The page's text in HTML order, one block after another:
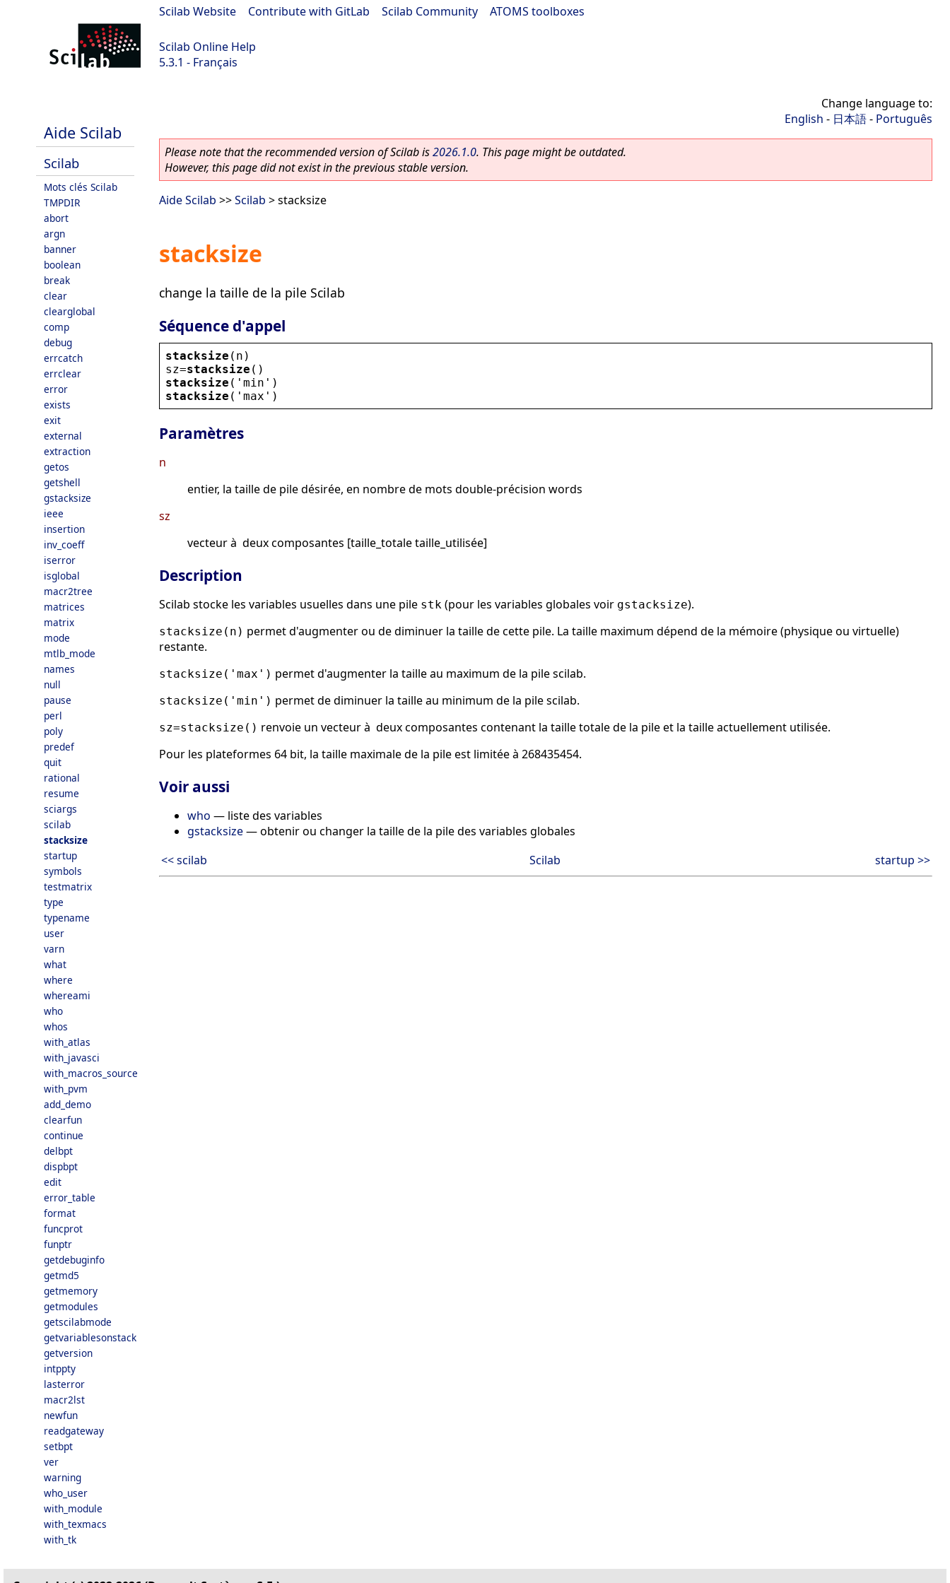
Scilab Website Contribute with GitLab Scilab Community ATOMS toolboxes
Scilab Online Help
5.3.1 - Français
Aide Scilab
Scilab
Mots clés Scilab
TMPDIR
abort
argn
banner
boolean
break
clear
clearglobal
comp
debug
errcatch
errclear
error
exists
exit
external
extraction
getos
getshell
gstacksize
ieee
insertion
inv_coeff
iserror
isglobal
macr2tree
matrices
matrix
mode
mtlb_mode
names
null
pause
perl
poly
predef
quit
rational
resume
sciargs
scilab
stacksize
startup
symbols
testmatrix
type
typename
user
varn
what
where
whereami
who
whos
with_atlas
with_javasci
with_macros_source
with_pvm
add_demo
clearfun
continue
delbpt
dispbpt
edit
error_table
format
funcprot
funptr
getdebuginfo
getmd5
getmemory
getmodules
getscilabmode
getvariablesonstack
getversion
intppty
lasterror
macr2lst
newfun
readgateway
setbpt
ver
warning
who_user
with_module
with_texmacs
with_tk
Change language to:
English - 日本語- Português
Please note that the recommended version of Scilab is2026.1.0. This page might be outdated.
However, this page did not exist in the previous stable version.
Aide Scilab >>Scilab > stacksize
stacksize
change la taille de la pile Scilab
Séquence d'appel
stacksize ( n )
sz=stacksize ()
stacksize ( ' min ' )
stacksize ( ' max ' )
Paramètres
n
entier, la taille de pile désirée, en nombre de mots double-précision words
sz
vecteur à deux composantes [taille_totale taille_utilisée]
Description
Scilab stocke les variables usuelles dans une pile stk (pour les variables globales voir gstacksize).
stacksize(n) permet d'augmenter ou de diminuer la taille de cette pile. La taille maximum dépend de la mémoire (physique ou virtuelle)
restante.
stacksize('max') permet d'augmenter la taille au maximum de la pile scilab.
stacksize('min') permet de diminuer la taille au minimum de la pile scilab.
sz=stacksize() renvoie un vecteur à deux composantes contenant la taille totale de la pile et la taille actuellement utilisée.
Pour les plateformes 64 bit, la taille maximale de la pile est limitée à 268435454.
Voir aussi
who — liste des variables
gstacksize— obtenir ou changer la taille de la pile des variables globales
<< scilab
Scilab startup >>